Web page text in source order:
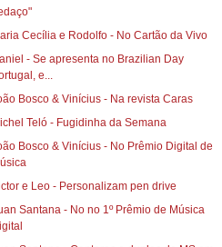
Cecília e Rodolfo - No Cartão da Vivo
- Se apresenta no Brazilian Day
e...
Bosco & Vinícius - Na revista Caras
Teló - Fugidinha da Semana
Bosco & Vinícius - No Prêmio Digital de
e Leo - Personalizam pen drive
Santana - No no 1º Prêmio de Música